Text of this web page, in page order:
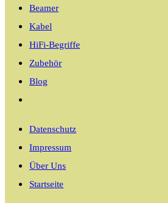
Beamer
Kabel
HiFi-Begriffe
Zubehör
Blog
umschalten
Datenschutz
Impressum
Über Uns
Startseite